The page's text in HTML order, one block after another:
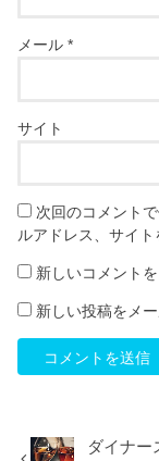
メール*
サイト
次回のコメント
ルアドレス、サイト
新しいコメント
新しい投稿をメ
ダイナー